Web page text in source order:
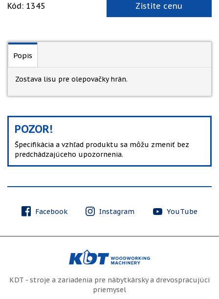
Kód: 1345 Zistite cenu
Popis
Zostava lisu pre olepovačky hrán.
POZOR!
Špecifikácia a vzhľad produktu sa môžu zmeniť bez
predchádzajúceho upozornenia.
Facebook Instagram YouTube
KDT - stroje a zariadenia pre nábytkársky a drevospracujúci
priemysel